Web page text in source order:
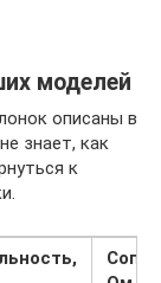
моделей
описаны в
знает, как
к